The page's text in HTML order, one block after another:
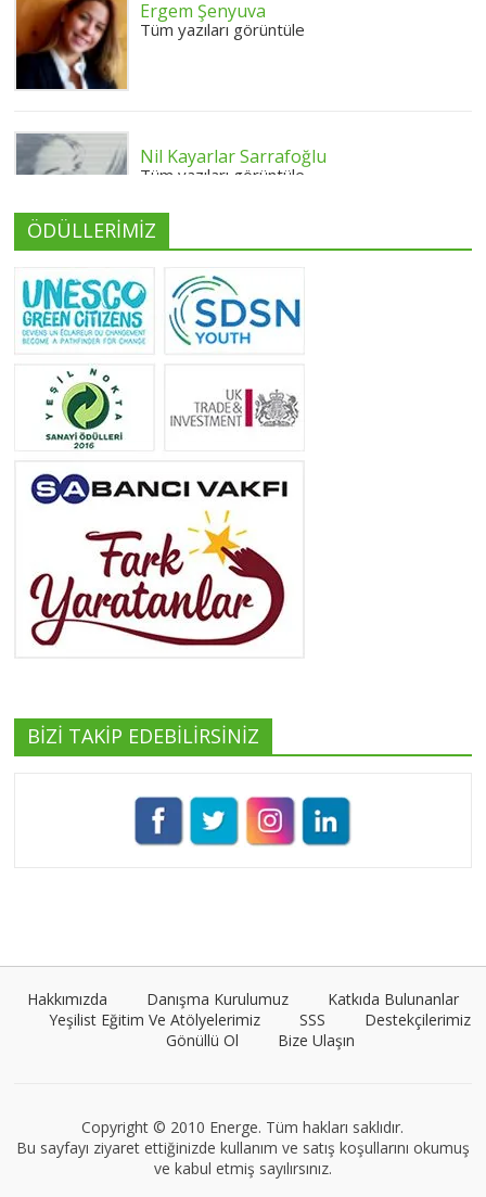
Ergem Şenyuva
Tüm yazıları görüntüle
Nil Kayarlar Sarrafoğlu
Tüm yazıları görüntüle
Yeliz Yılmaz
Tüm yazıları görüntüle
Yeşilist
Tüm yazıları görüntüle
ÖDÜLLERİMİZ
BİZİ TAKİP EDEBİLİRSİNİZ
Hakkımızda Danışma Kurulumuz
Katkıda Bulunanlar
Yeşilist Eğitim Ve Atölyelerimiz
SSS
Destekçilerimiz
Gönüllü Ol
Bize Ulaşın
Copyright © 2010 Energe. Tüm hakları saklıdır.
Bu sayfayı ziyaret ettiğinizde kullanım ve satış koşullarını okumuş
ve kabul etmiş sayılırsınız.